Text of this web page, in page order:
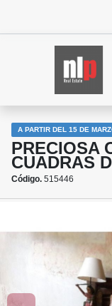
A PARTIR DEL 15 DE
PRECIOSA
CUADRAS
Código. 515446